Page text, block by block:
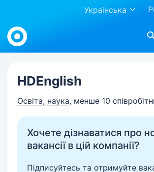
Українська
Work.ua
HDEnglish
Освіта, наука, менше 10
Хочете дізнаватися про
вакансії в цій компанії?
Підписуйтесь та отримуйте